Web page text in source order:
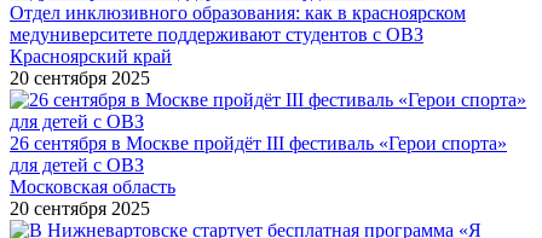
Отдел инклюзивного образования: как в красноярском
медуниверситете поддерживают студентов с ОВЗ
Красноярский край
20 сентября 2025
26 сентября в Москве пройдёт III фестиваль «Герои спорта»
для детей с ОВЗ
Московская область
20 сентября 2025